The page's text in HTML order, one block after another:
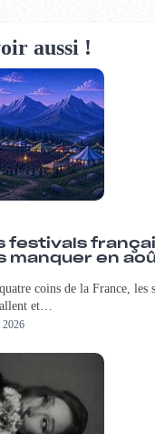
aussi !
festivals
manquer en
coins de la France, les
et…
2026